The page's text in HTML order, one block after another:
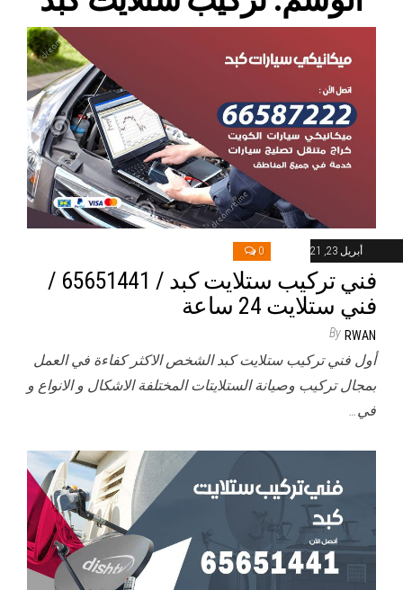
أبريل 23, 2021 0
فني تركيب ستلايت كبد / 65651441 /
فني ستلايت 24 ساعة
By RWAN
أول فني تركيب ستلايت كبد الشخص الاكثر كفاءة في العمل
بمجال تركيب وصيانة الستلايتات المختلفة الاشكال و الانواع و
في…